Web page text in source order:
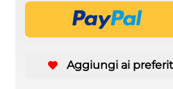
Aggiungi ai